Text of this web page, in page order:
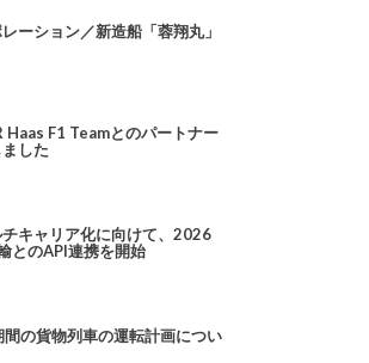
ーション／新造船「蓉翔丸」
Haas F1 Teamとのパートナー
した
チキャリア化に向けて、2026
とのAPI連携を開始
の貨物列車の運転計画につい